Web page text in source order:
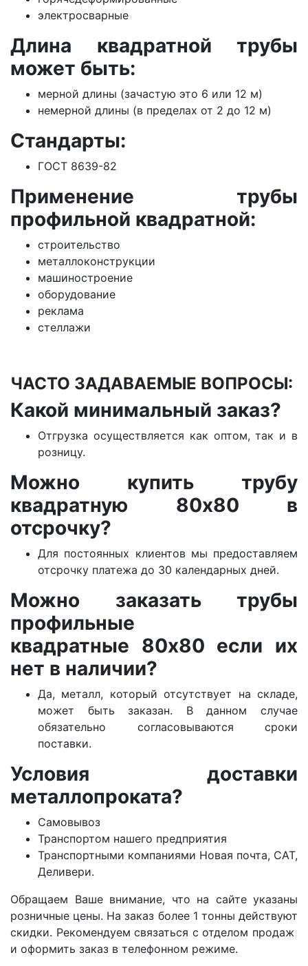
электросварные
Длина квадратной трубы
может быть:
мерной длины (зачастую это 6 или 12 м)
немерной длины (в пределах от 2 до 12 м)
Стандарты:
ГОСТ 8639-82
Применение трубы
профильной квадратной:
строительство
металлоконструкции
машиностроение
оборудование
реклама
стеллажи
ЧАСТО ЗАДАВАЕМЫЕ ВОПРОСЫ:
Какой минимальный заказ?
Отгрузка осуществляется как оптом, так и в
розницу.
Можно купить трубу
квадратную 80х80 в
отсрочку?
Для постоянных клиентов мы предоставляем
отсрочку платежа до 30 календарных дней.
Можно заказать трубы
профильные
квадратные 80х80 если их
нет в наличии?
Да, металл, который отсутствует на складе,
может быть заказан. В данном случае
обязательно согласовываются сроки
поставки.
Условия доставки
металлопроката?
Самовывоз
Транспортом нашего предприятия
Транспортными компаниями Новая почта, САТ,
Деливери.
Обращаем Ваше внимание, что на сайте указаны
розничные цены. На заказ более 1 тонны действуют
скидки. Рекомендуем связаться с отделом продаж
и оформить заказ в телефонном режиме.